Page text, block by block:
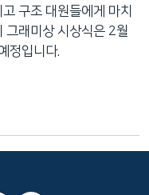
구조 대원들에게 마치
그래미상 시상식은 2월
정입니다.